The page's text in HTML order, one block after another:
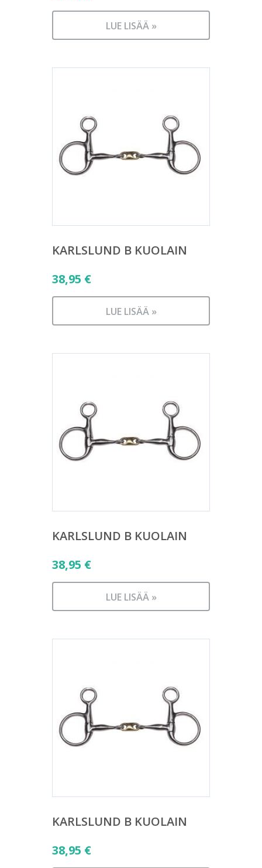
LUE LISÄÄ »
KARLSLUND B KUOLAIN
38,95 €
LUE LISÄÄ »
KARLSLUND B KUOLAIN
38,95 €
LUE LISÄÄ »
KARLSLUND B KUOLAIN
38,95 €